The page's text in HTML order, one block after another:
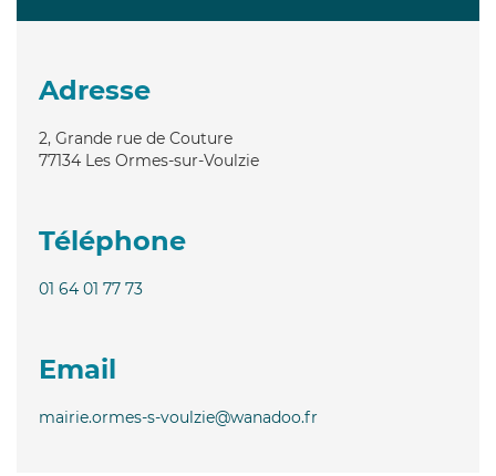
Adresse
2, Grande rue de Couture
77134 Les Ormes-sur-Voulzie
Téléphone
01 64 01 77 73
Email
mairie.ormes-s-voulzie@wanadoo.fr